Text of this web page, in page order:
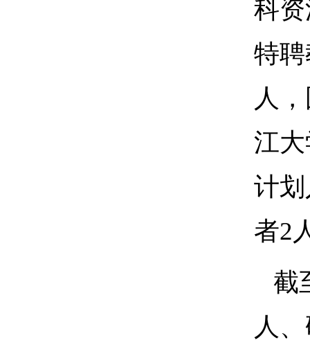
科
特
人
江
计
者2
截
人